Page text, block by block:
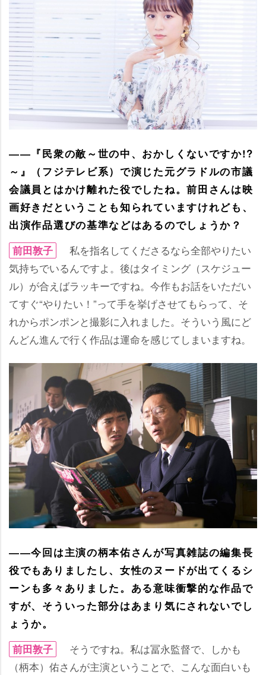
――『民衆の敵～世の中、おかしくないですか!?
～』（フジテレビ系）で演じた元グラドルの市議
会議員とはかけ離れた役でしたね。前田さんは映
画好きだということも知られていますけれども、
出演作品選びの基準などはあるのでしょうか？
前田敦子
私を指名してくださるなら全部やりたい
気持ちでいるんですよ。後はタイミング（スケジュー
ル）が合えばラッキーですね。今作もお話をいただい
てすぐ“やりたい！”って手を挙げさせてもらって、そ
れからポンポンと撮影に入れました。そういう風にど
んどん進んで行く作品は運命を感じてしまいますね。
――今回は主演の柄本佑さんが写真雑誌の編集長
役でもありましたし、女性のヌードが出てくるシ
ーンも多々ありました。ある意味衝撃的な作品で
すが、そういった部分はあまり気にされないでし
ょうか。
前田敦子
そうですね。私は冨永監督で、しかも
（柄本）佑さんが主演ということで、こんな面白いも